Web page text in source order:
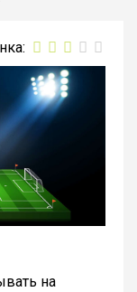
на